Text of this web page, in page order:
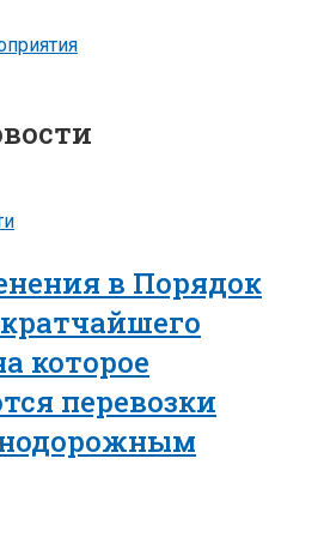
в Порядок
которое
перевозки